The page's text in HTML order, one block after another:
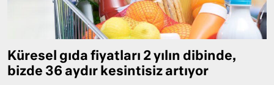
Küresel gıda fiyatları 2 yılın dibinde,
bizde 36 aydır kesintisiz artıyor